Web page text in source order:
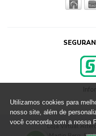
Loja Virtual Altero
Utilizamos cookies para
nosso site, além de
você concorda com a nossa